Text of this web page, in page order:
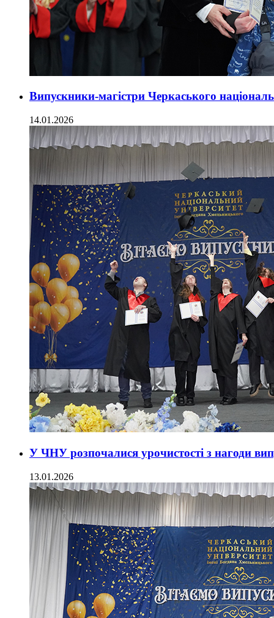
Випускники-магістри Черкаського
14.01.2026
У ЧНУ розпочалися урочистості з нагоди
13.01.2026